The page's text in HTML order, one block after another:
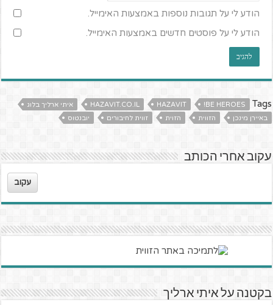
הודע לי על תגובות נוספות באמצעות האימייל.
הודע לי על פוסטים חדשים באמצעות האימייל.
Tags
BE HEROES!
HAZAVIT
HAZAVIT.CO.IL
איתי ארליך בלוג
באיירן מינכן
הזווית הזוית זווית לחיבורים יובנטוס
עקוב אחרי הכותב
עקוב
בקטנה על איתי ארליך